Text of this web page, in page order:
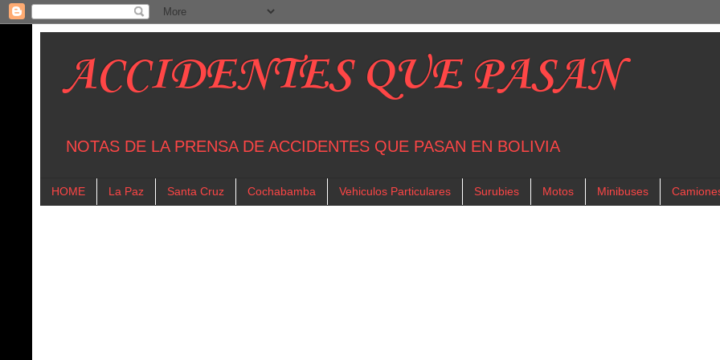
ACCIDENTES QUE PASAN
NOTAS DE LA PRENSA DE ACCIDENTES QUE PASAN EN BOLIVIA
HOME La Paz Santa Cruz Cochabamba Vehiculos Particulares Surubies Motos Minibuses